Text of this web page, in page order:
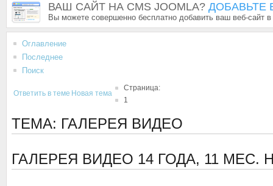
ВАШ САЙТ НА CMS JOOMLA? ДОБАВЬТЕ
Вы можете совершенно бесплатно добавить ваш веб-сайт
Оглавление
Последнее
Поиск
Ответить в теме Новая тема
Страница:
1
ТЕМА: ГАЛЕРЕЯ ВИДЕО
ГАЛЕРЕЯ ВИДЕО 14 ГОДА, 11 МЕС.